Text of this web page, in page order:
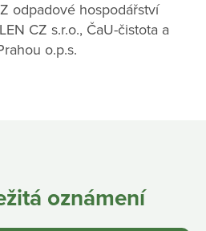
odpadové hospodářství
CZ s.r.o., ČaU-čistota a
o.p.s.
oznámení